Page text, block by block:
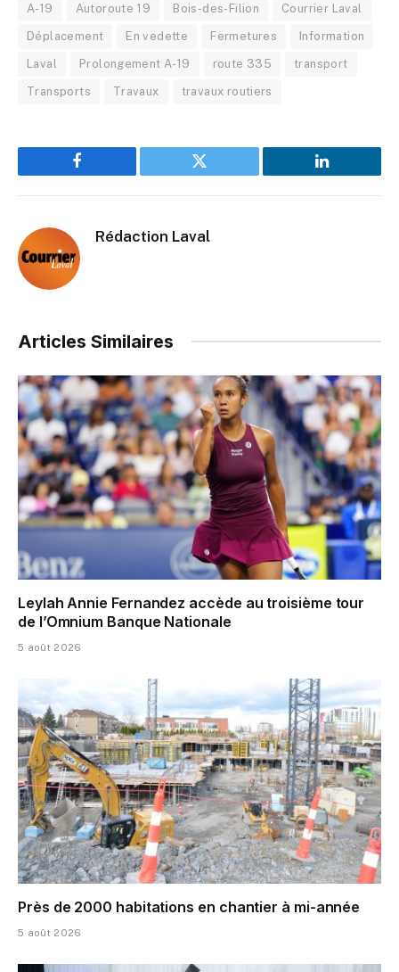
A-19 Autoroute 19 Bois-des-Filion Courrier Laval
Déplacement En vedette Fermetures Information
Laval Prolongement A-19 route 335 transport
Transports Travaux travaux routiers
Facebook Twitter LinkedIn
Rédaction Laval
Articles Similaires
Leylah Annie Fernandez accède au troisième tour
de l’Omnium Banque Nationale
5 août 2026
Près de 2000 habitations en chantier à mi-année
5 août 2026